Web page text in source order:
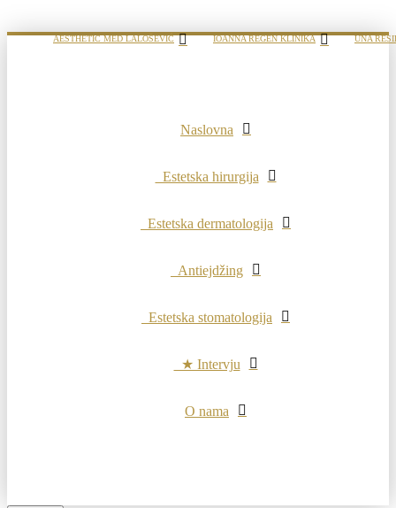
AESTHETIC MED LALOŠEVIĆ IOANNA REGEN KLINIKA UNA
Naslovna
Estetska hirurgija
Estetska dermatologija
Antiejdžing
Estetska stomatologija
★ Intervju
O nama